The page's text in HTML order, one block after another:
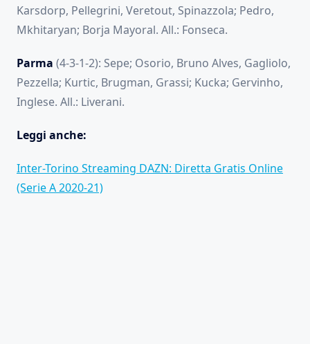
Karsdorp, Pellegrini, Veretout, Spinazzola; Pedro,
Mkhitaryan; Borja Mayoral. All.: Fonseca.
Parma (4-3-1-2): Sepe; Osorio, Bruno Alves, Gagliolo,
Pezzella; Kurtic, Brugman, Grassi; Kucka; Gervinho,
Inglese. All.: Liverani.
Leggi anche:
Inter-Torino Streaming DAZN: Diretta Gratis Online
(Serie A 2020-21)